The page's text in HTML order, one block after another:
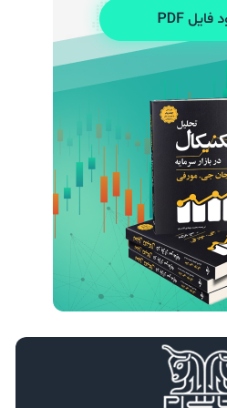
قیمت نفت و جفت‌ ارزها